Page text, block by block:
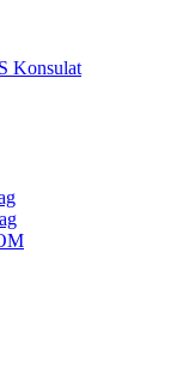
Konsulat